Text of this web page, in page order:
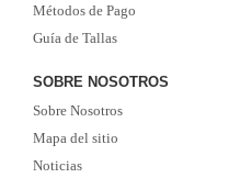
Métodos de Pago
Guía de Tallas
SOBRE NOSOTROS
Sobre Nosotros
Mapa del sitio
Noticias